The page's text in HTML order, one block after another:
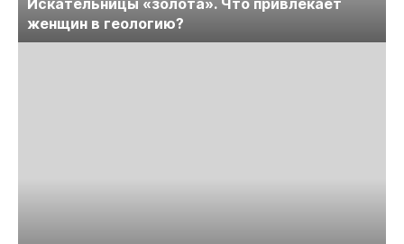
Искательницы «золота». Что привлекает
женщин в геологию?